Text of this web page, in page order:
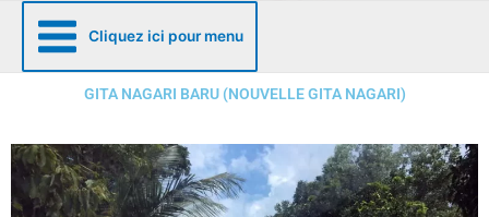
Cliquez ici pour menu
GITA NAGARI BARU (NOUVELLE GITA NAGARI)